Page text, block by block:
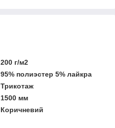
200 г/м2
95% полиэстер 5% лайкра
Трикотаж
1500 мм
Коричневий